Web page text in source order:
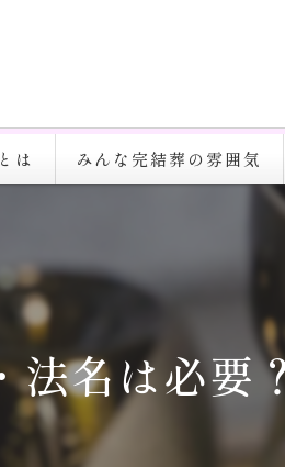
は みんな完結葬の雰囲気
法名は必要